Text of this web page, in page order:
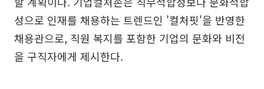
성으로 인재를 채용하는 트렌드인 '컬처핏'을 반영한
채용관으로, 직원 복지를 포함한 기업의 문화와 비전
을 구직자에게 제시한다.